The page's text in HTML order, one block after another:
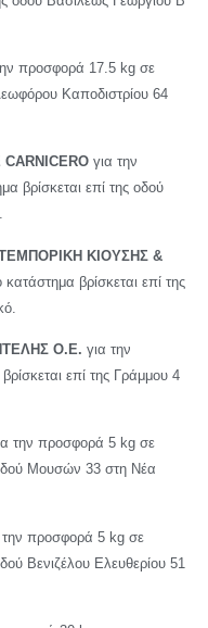
προσφορά 17.5 kg σε
Καποδιστρίου 64
για την
βρίσκεται επί της οδού
ΚΙΟΥΣΗΣ &
βρίσκεται επί της
Ο.Ε. για την
επί της Γράμμου 4
την προσφορά 5 kg σε
Μουσών 33 στη Νέα
την προσφορά 5 kg σε
Βενιζέλου Ελευθερίου 51